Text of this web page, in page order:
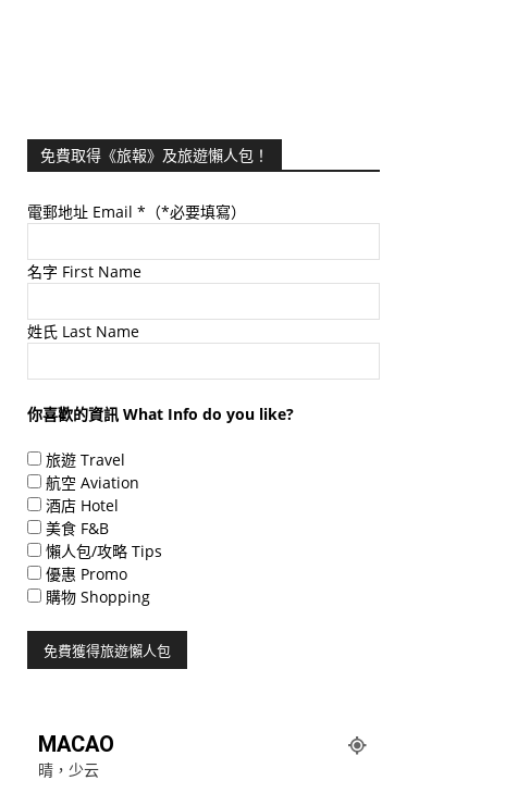
免費取得《旅報》及旅遊懶人包！
電郵地址 Email *（*必要填寫）
名字 First Name
姓氏 Last Name
你喜歡的資訊 What Info do you like?
旅遊 Travel
航空 Aviation
酒店 Hotel
美食 F&B
懶人包/攻略 Tips
優惠 Promo
購物 Shopping
MACAO
晴，少云